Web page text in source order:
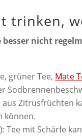
trinken,
besser nicht
grüner Tee, Mate
können.
Tee mit Schärfe